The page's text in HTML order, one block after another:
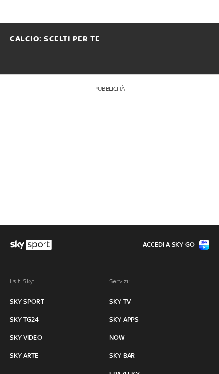
CALCIO: SCELTI PER TE
PUBBLICITÀ
I siti Sky:
SKY SPORT
SKY TG24
SKY VIDEO
SKY ARTE
Servizi:
SKY TV
SKY APPS
NOW
SKY BAR
ACCEDI A SKY GO